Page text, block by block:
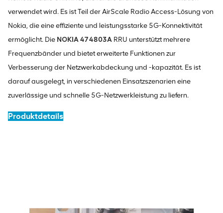
verwendet wird. Es ist Teil der AirScale Radio Access-Lösung von
Nokia, die eine effiziente und leistungsstarke 5G-Konnektivität
ermöglicht. Die NOKIA 474803A RRU unterstützt mehrere
Frequenzbänder und bietet erweiterte Funktionen zur
Verbesserung der Netzwerkabdeckung und -kapazität. Es ist
darauf ausgelegt, in verschiedenen Einsatzszenarien eine
zuverlässige und schnelle 5G-Netzwerkleistung zu liefern.
Produktdetails